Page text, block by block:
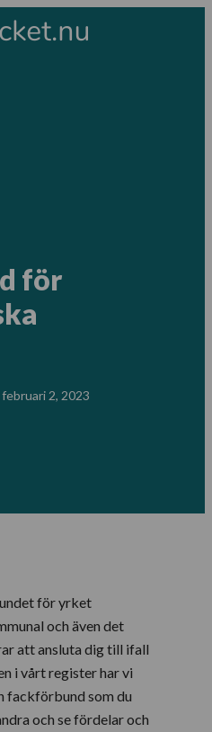
för
februari 2, 2023
för yrket
och även det
att ansluta dig till ifall
i vårt register har vi
som du
och se fördelar och